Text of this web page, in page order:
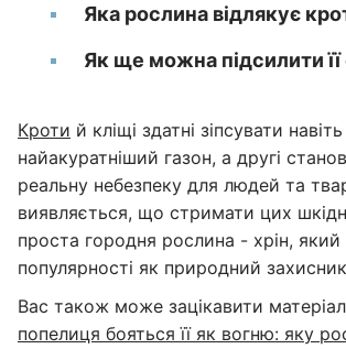
Яка рослина відлякує
Як ще можна підсилити
Кроти й кліщі здатні зіпсувати навіть
найакуратніший газон, а другі
реальну небезпеку для людей та
виявляється, що стримати цих
проста городня рослина - хрін,
популярності як природний
Вас також може зацікавити
попелиця бояться її як вогню: яку